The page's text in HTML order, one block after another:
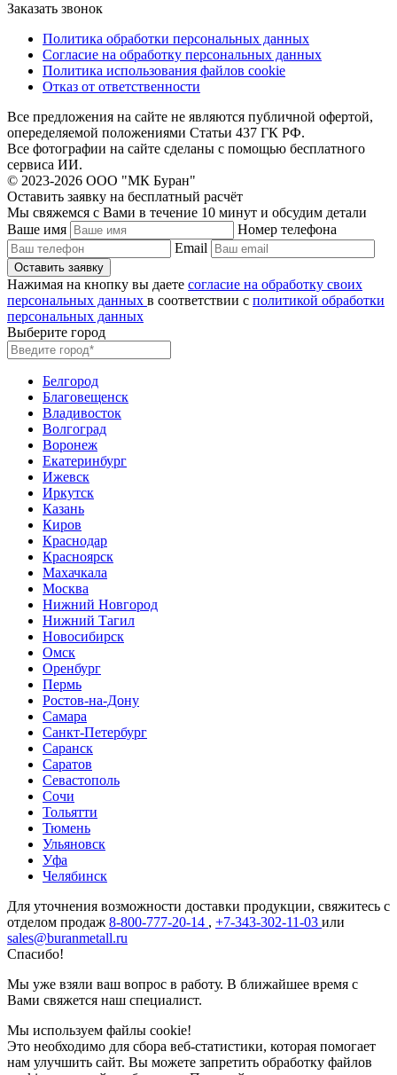
Заказать звонок
Политика обработки персональных данных
Согласие на обработку персональных данных
Политика использования файлов cookie
Отказ от ответственности
Все предложения на сайте не являются публичной офертой,
опеределяемой положениями Статьи 437 ГК РФ.
Все фотографии на сайте сделаны с помощью бесплатного
сервиса ИИ.
© 2023-2026 ООО "МК Буран"
Оставить заявку на бесплатный расчёт
Мы свяжемся с Вами в течение 10 минут и обсудим детали
Ваше имя
Номер телефона
Email
Нажимая на кнопку вы даете согласие на обработку своих
персональных данных в соответствии с политикой обработки
персональных данных
Выберите город
Белгород
Благовещенск
Владивосток
Волгоград
Воронеж
Екатеринбург
Ижевск
Иркутск
Казань
Киров
Краснодар
Красноярск
Махачкала
Москва
Нижний Новгород
Нижний Тагил
Новосибирск
Омск
Оренбург
Пермь
Ростов-на-Дону
Самара
Санкт-Петербург
Саранск
Саратов
Севастополь
Сочи
Тольятти
Тюмень
Ульяновск
Уфа
Челябинск
Для уточнения возможности доставки продукции, свяжитесь с
отделом продаж 8-800-777-20-14 , +7-343-302-11-03 или
sales@buranmetall.ru
Спасибо!
Мы уже взяли ваш вопрос в работу. В ближайшее время с
Вами свяжется наш специалист.
Мы используем файлы cookie!
Это необходимо для сбора веб-статистики, которая помогает
нам улучшить сайт. Вы можете запретить обработку файлов